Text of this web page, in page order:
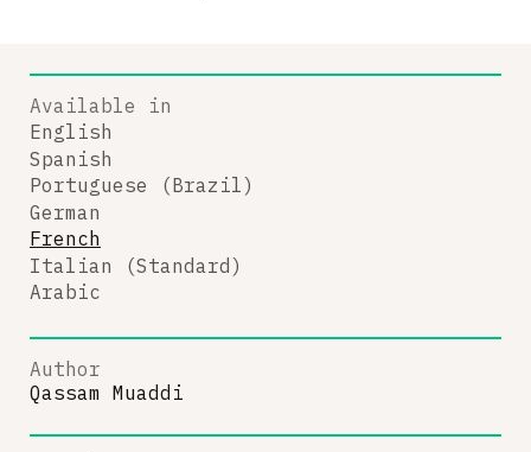
Available in
English
Spanish
Portuguese (Brazil)
German
French
Italian (Standard)
Arabic
Author
Qassam Muaddi